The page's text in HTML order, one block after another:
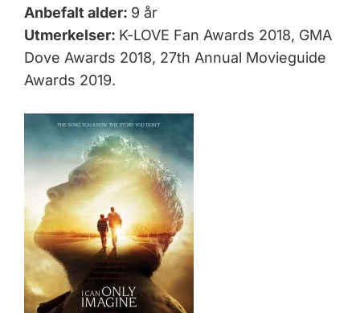
Anbefalt alder: 9 år
Utmerkelser: K-LOVE Fan Awards 2018, GMA
Dove Awards 2018, 27th Annual Movieguide
Awards 2019.